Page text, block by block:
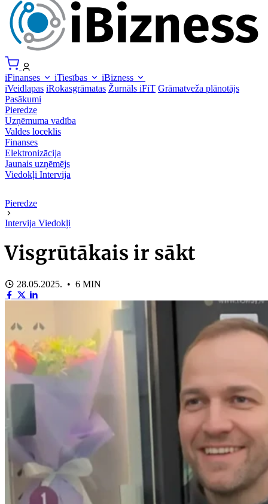
iFinanses iTiesības
iBizness
iVeidlapas iRokasgrāmatas Žurnāls iFiT Grāmatveža plānotājs
Pasākumi
Pieredze
Uzņēmuma vadība
Valdes loceklis
Finanses
Elektronizācija
Jaunais uzņēmējs
Viedokļi Intervija
Pieredze
Intervija Viedokļi
Visgrūtākais ir sākt
28.05.2025. • 6 MIN